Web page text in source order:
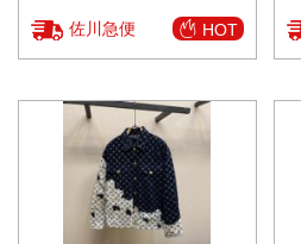
佐川急便 HOT